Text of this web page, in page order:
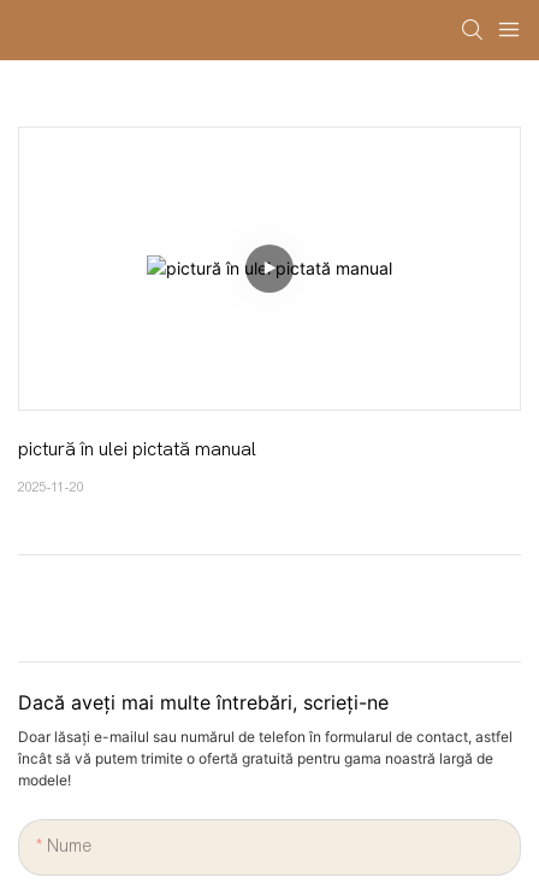
pictură în ulei pictată manual
2025-11-20
Dacă aveți mai multe întrebări, scrieți-ne
Doar lăsați e-mailul sau numărul de telefon în formularul de contact, astfel
încât să vă putem trimite o ofertă gratuită pentru gama noastră largă de
modele!
Nume